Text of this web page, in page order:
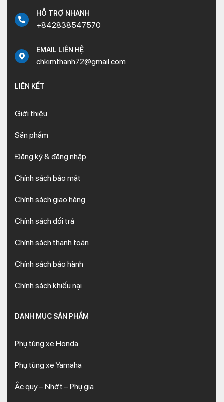
HỖ TRỢ NHANH
+842838547570
EMAIL LIÊN HỆ
chkimthanh72@gmail.com
LIÊN KẾT
Giới thiệu
Sản phẩm
Đăng ký & đăng nhập
Chính sách bảo mật
Chính sách giao hàng
Chính sách đổi trả
Chính sách thanh toán
Chính sách bảo hành
Chính sách khiếu nại
DANH MỤC SẢN PHẨM
Phụ tùng xe Honda
Phụ tùng xe Yamaha
Ắc quy – Nhớt – Phụ gia